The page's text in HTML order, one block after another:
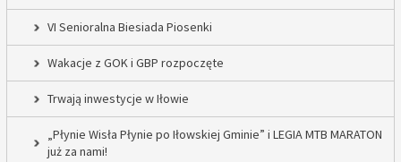
VI Senioralna Biesiada Piosenki
Wakacje z GOK i GBP rozpoczęte
Trwają inwestycje w Iłowie
„Płynie Wisła Płynie po Iłowskiej Gminie” i LEGIA MTB MARATON
już za nami!